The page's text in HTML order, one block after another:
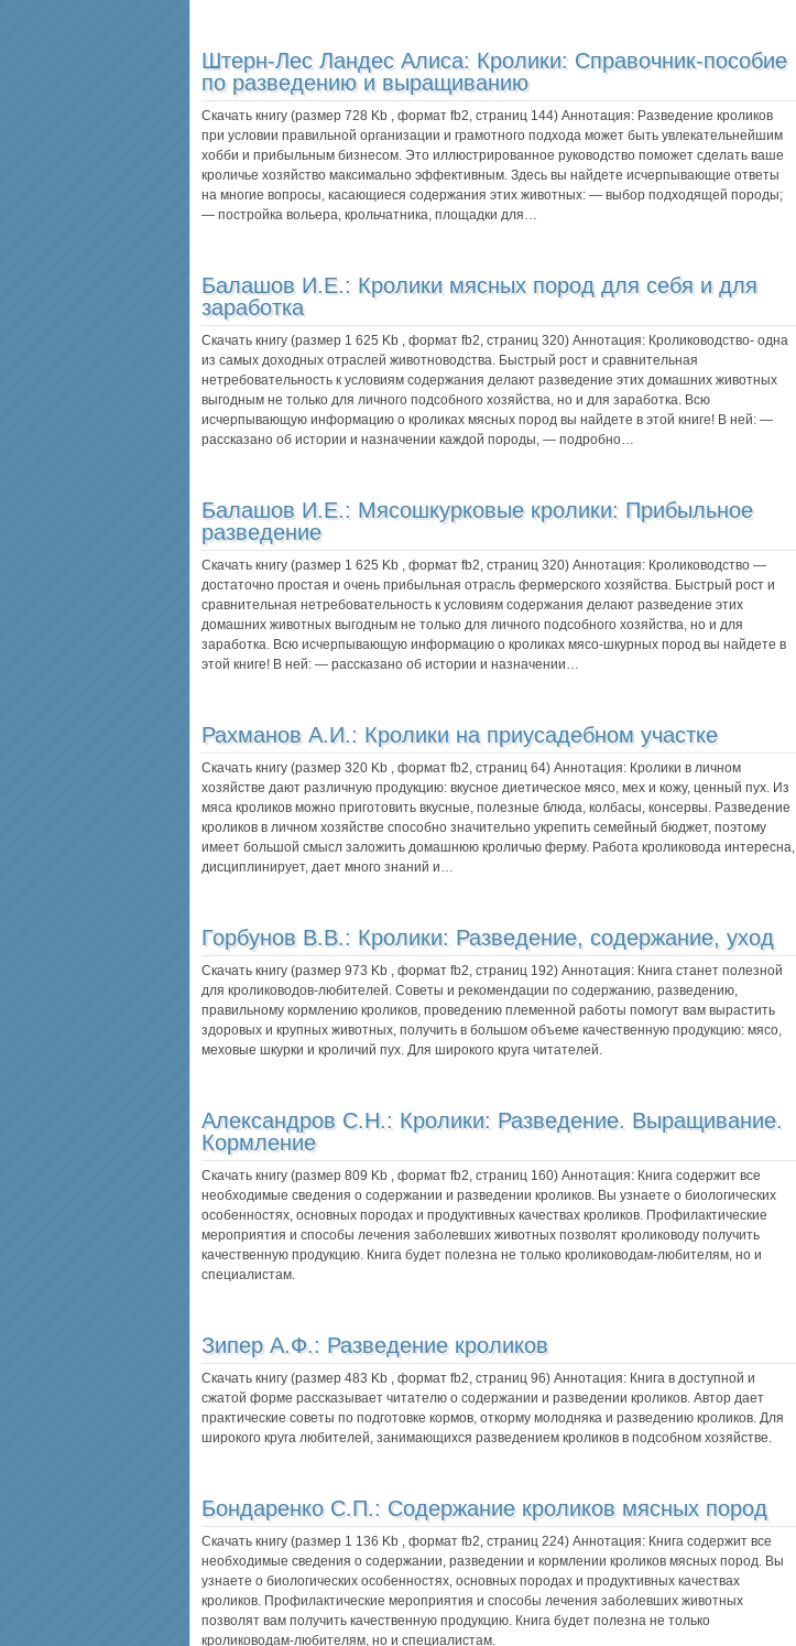
Штерн-Лес Ландес Алиса: Кролики: Справочник-пособие
по разведению и выращиванию
Скачать книгу (размер 728 Kb , формат fb2, страниц 144) Аннотация: Разведение кроликов
при условии правильной организации и грамотного подхода может быть увлекательнейшим
хобби и прибыльным бизнесом. Это иллюстрированное руководство поможет сделать ваше
кроличье хозяйство максимально эффективным. Здесь вы найдете исчерпывающие ответы
на многие вопросы, касающиеся содержания этих животных: — выбор подходящей породы;
— постройка вольера, крольчатника, площадки для…
Балашов И.Е.: Кролики мясных пород для себя и для
заработка
Скачать книгу (размер 1 625 Kb , формат fb2, страниц 320) Аннотация: Кролиководство- одна
из самых доходных отраслей животноводства. Быстрый рост и сравнительная
нетребовательность к условиям содержания делают разведение этих домашних животных
выгодным не только для личного подсобного хозяйства, но и для заработка. Всю
исчерпывающую информацию о кроликах мясных пород вы найдете в этой книге! В ней: —
рассказано об истории и назначении каждой породы, — подробно…
Балашов И.Е.: Мясошкурковые кролики: Прибыльное
разведение
Скачать книгу (размер 1 625 Kb , формат fb2, страниц 320) Аннотация: Кролиководство —
достаточно простая и очень прибыльная отрасль фермерского хозяйства. Быстрый рост и
сравнительная нетребовательность к условиям содержания делают разведение этих
домашних животных выгодным не только для личного подсобного хозяйства, но и для
заработка. Всю исчерпывающую информацию о кроликах мясо-шкурных пород вы найдете в
этой книге! В ней: — рассказано об истории и назначении…
Рахманов А.И.: Кролики на приусадебном участке
Скачать книгу (размер 320 Kb , формат fb2, страниц 64) Аннотация: Кролики в личном
хозяйстве дают различную продукцию: вкусное диетическое мясо, мех и кожу, ценный пух. Из
мяса кроликов можно приготовить вкусные, полезные блюда, колбасы, консервы. Разведение
кроликов в личном хозяйстве способно значительно укрепить семейный бюджет, поэтому
имеет большой смысл заложить домашнюю кроличью ферму. Работа кроликовода интересна,
дисциплинирует, дает много знаний и…
Горбунов В.В.: Кролики: Разведение, содержание, уход
Скачать книгу (размер 973 Kb , формат fb2, страниц 192) Аннотация: Книга станет полезной
для кролиководов-любителей. Со­веты и рекомендации по содержанию, разведению,
правиль­ному кормлению кроликов, проведению племенной работы по­могут вам вырастить
здоровых и крупных животных, получить в большом объеме качественную продукцию: мясо,
меховые шкурки и кроличий пух. Для широкого круга читателей.
Александров С.Н.: Кролики: Разведение. Выращивание.
Кормление
Скачать книгу (размер 809 Kb , формат fb2, страниц 160) Аннотация: Книга содержит все
необходимые сведения о содержании и разведении кроликов. Вы узнаете о биологических
особенностях, основных породах и продуктивных качествах кроликов. Профилактические
мероприятия и способы лечения заболевших животных позволят кролиководу получить
качественную продукцию. Книга будет полезна не только кролиководам-любителям, но и
специалистам.
Зипер А.Ф.: Разведение кроликов
Скачать книгу (размер 483 Kb , формат fb2, страниц 96) Аннотация: Книга в доступной и
сжатой форме рассказывает читателю о содержании и разведении кроликов. Автор дает
практические советы по подготовке кормов, откорму молодняка и разведению кроликов. Для
широкого круга любителей, занимающихся разведением кроликов в подсобном хозяйстве.
Бондаренко С.П.: Содержание кроликов мясных пород
Скачать книгу (размер 1 136 Kb , формат fb2, страниц 224) Аннотация: Книга содержит все
необходимые сведения о содержании, разведении и кормлении кроликов мясных пород. Вы
узнаете о биологических особенностях, основных породах и продуктивных качествах
кроликов. Профилактические мероприятия и способы лечения заболевших животных
позволят вам получить качественную продукцию. Книга будет полезна не только
кролиководам-любителям, но и специалистам.